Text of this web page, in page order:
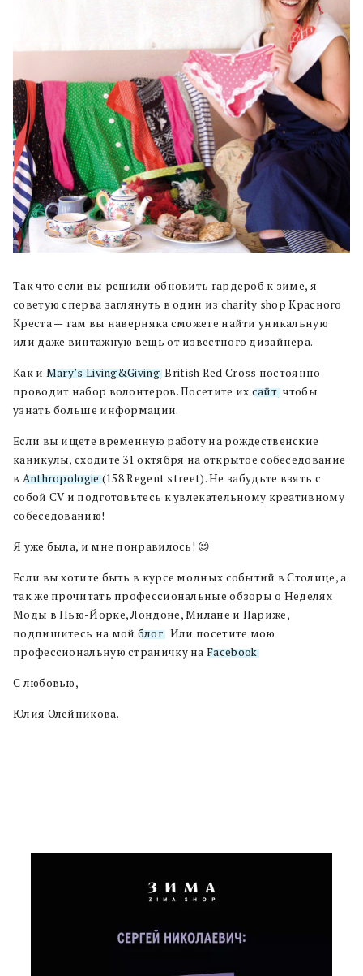
Так что если вы решили обновить гардероб к зиме, я
советую сперва заглянуть в один из charity shop Красного
Креста — там вы наверняка сможете найти уникальную
или даже винтажную вещь от известного дизайнера.
Как и Mary’s Living&Giving, British Red Cross постоянно
проводит набор волонтеров. Посетите их сайт, чтобы
узнать больше информации.
Если вы ищете временную работу на рождественские
каникулы, сходите 31 октября на открытое собеседование
в Anthropologie(158 Regent street). Не забудьте взять с
собой CV и подготовьтесь к увлекательному креативному
собеседованию!
Я уже была, и мне понравилось! 😉
Если вы хотите быть в курсе модных событий в Столице, а
так же прочитать профессиональные обзоры о Неделях
Моды в Нью-Йорке, Лондоне, Милане и Париже,
подпишитесь на мой блог. Или посетите мою
профессиональную страничку наFacebook.
С любовью,
Юлия Олейникова.